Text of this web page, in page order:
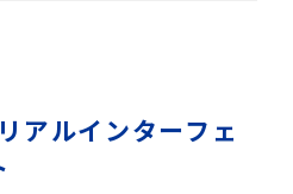
アルインターフェ